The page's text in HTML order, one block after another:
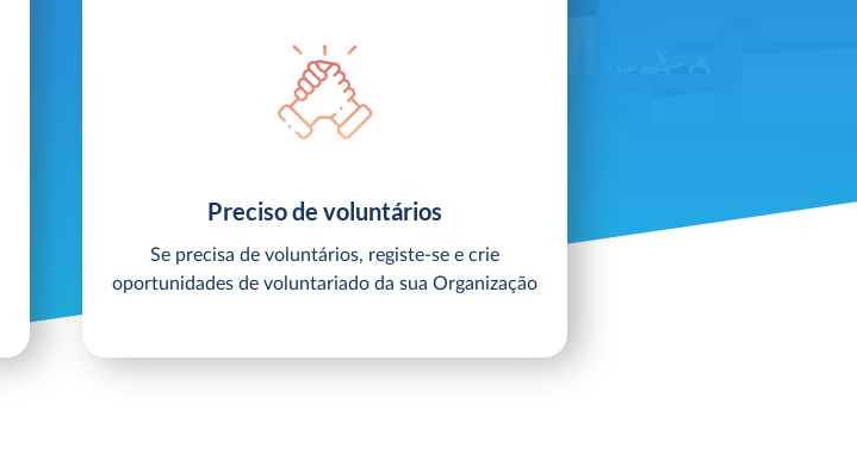
Preciso de voluntários
Se precisa de voluntários, registe-se e crie
oportunidades de voluntariado da sua Organização